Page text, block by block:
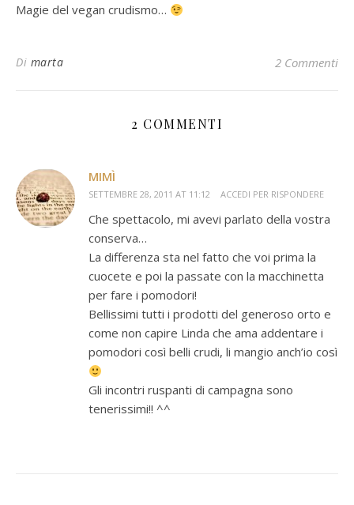
Magie del vegan crudismo…
Di marta 2 Commenti
2 COMMENTI
MIMÌ
SETTEMBRE 28, 2011 AT 11:12 ACCEDI PER RISPONDERE
Che spettacolo, mi avevi parlato della vostra
conserva…
La differenza sta nel fatto che voi prima la
cuocete e poi la passate con la macchinetta
per fare i pomodori!
Bellissimi tutti i prodotti del generoso orto e
come non capire Linda che ama addentare i
pomodori così belli crudi, li mangio anch’io così
Gli incontri ruspanti di campagna sono
tenerissimi!! ^^